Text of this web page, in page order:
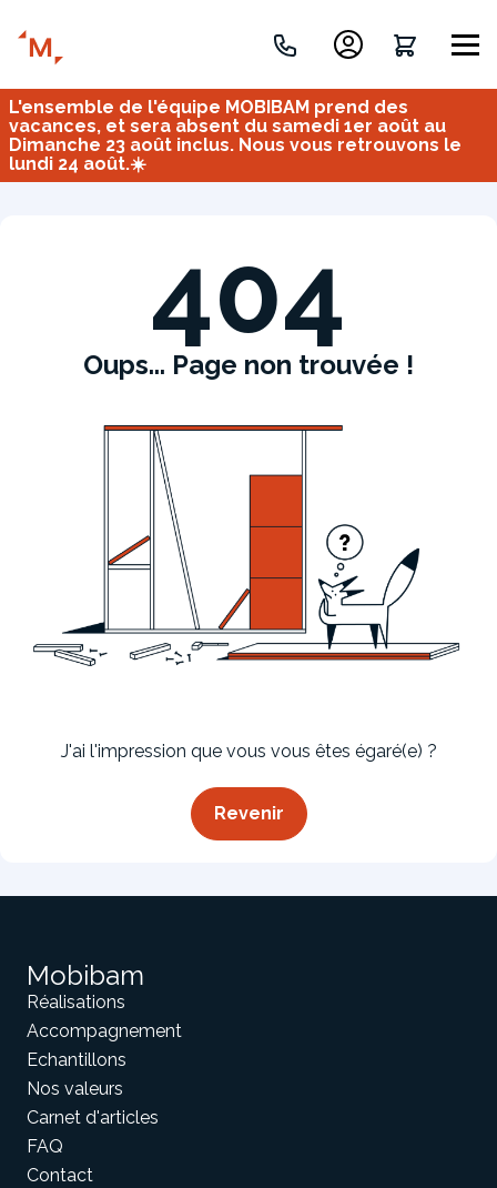
Inspirez-vous du catalogue
Personnalisez nos modèles pour créer le meuble qui vous
Tous Bureau
Meuble tv Dressing
Coulissantes
Créez votre projet de A à Z
L'ensemble de l'équipe MOBIBAM prend des
vacances, et sera absent du samedi 1er août au
Dimanche 23 août inclus. Nous vous retrouvons le
lundi 24 août.☀️
404
Oups... Page non trouvée !
J'ai l'impression que vous vous êtes égaré(e) ?
Revenir
Mobibam
Réalisations
Accompagnement
Echantillons
Nos valeurs
Carnet d'articles
FAQ
Contact